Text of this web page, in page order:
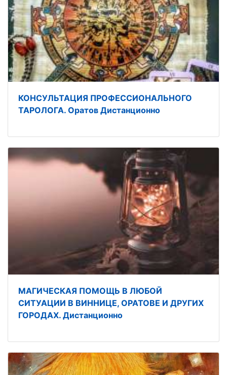
КОНСУЛЬТАЦИЯ ПРОФЕССИОНАЛЬНОГО
ТАРОЛОГА. Оратов Дистанционно
МАГИЧЕСКАЯ ПОМОЩЬ В ЛЮБОЙ
СИТУАЦИИ В ВИННИЦЕ, ОРАТОВЕ И ДРУГИХ
ГОРОДАХ. Дистанционно